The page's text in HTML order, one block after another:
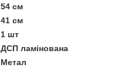
54 см
41 см
1 шт
ДСП ламінована
Метал